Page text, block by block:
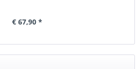
€ 67,90 *